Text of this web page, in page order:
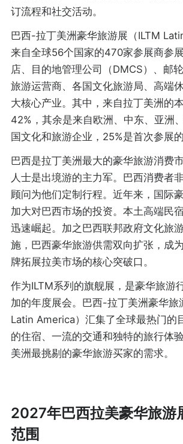
订流程和社交活动。
巴西-拉丁美洲豪华旅游展（ILTM
来自全球56个国家的470家参展商参
店、目的地管理公司（DMCS）、邮
旅游运营商、各国文化旅游局、高端
大核心产业。其中，来自拉丁美洲的
42%，其余是来自欧洲、中东、亚洲
国文化和旅游企业，25%是首次参展的
巴西是拉丁美洲最大的豪华旅游消费
人士是出境游的主力军。巴西消费者
顾问为他们定制行程。近年来，国际
加大对巴西市场的投资。本土高端民
迅速崛起。加之巴西联邦政府文化旅
施，巴西豪华旅游供需双向扩张，成
牌拓展拉美市场的核心突破口。
作为ILTM系列的旗舰展，是豪华旅游
加的年度展会。巴西-拉丁美洲豪华旅
Latin America）汇集了全球最热门的
的住宿、一流的交通和独特的旅行体
美洲最挑剔的豪华旅游买家的需求。
2027年巴西拉美豪华旅游
范围